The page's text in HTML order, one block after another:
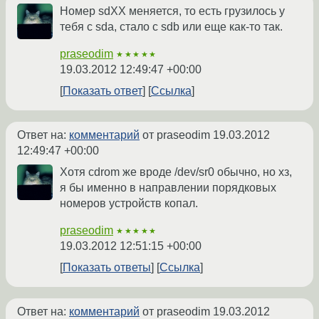
Номер sdXX меняется, то есть грузилось у
тебя с sda, стало с sdb или еще как-то так.
praseodim ★★★★★
19.03.2012 12:49:47 +00:00
Показать ответ
Ссылка
Ответ на: комментарий от praseodim 19.03.2012
12:49:47 +00:00
Хотя cdrom же вроде /dev/sr0 обычно, но хз,
я бы именно в направлении порядковых
номеров устройств копал.
praseodim ★★★★★
19.03.2012 12:51:15 +00:00
Показать ответы
Ссылка
Ответ на: комментарий от praseodim 19.03.2012